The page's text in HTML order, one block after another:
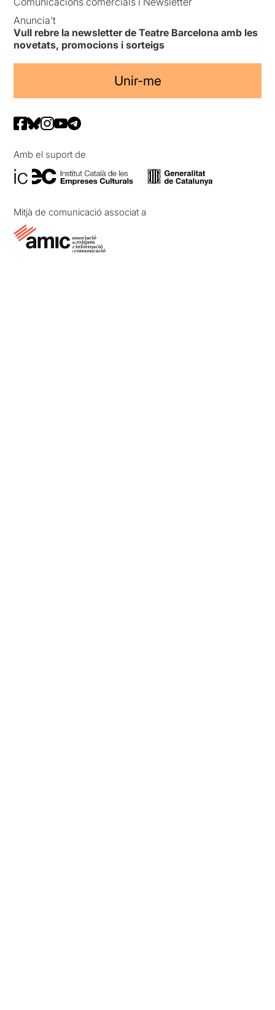
Anuncia’t
Vull rebre la newsletter de Teatre Barcelona amb les
novetats, promocions i sorteigs
Unir-me
Amb el suport de
Mitjà de comunicació associat a